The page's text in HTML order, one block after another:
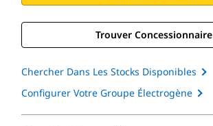
Trouver Concessionnaire
Chercher Dans Les Stocks Disponibles
Configurer Votre Groupe Électrogène